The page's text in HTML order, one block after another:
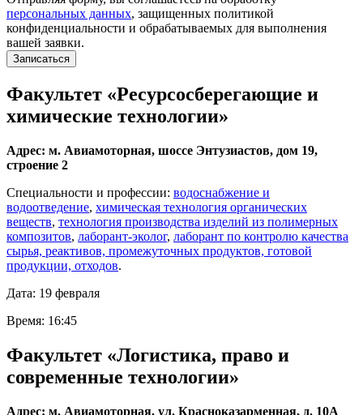
персональных данных, защищенных политикой
конфиденциальности и обрабатываемых для выполнения
вашей заявки.
Факультет «Ресурсосберегающие и
химические технологии»
Адрес: м. Авиамоторная, шоссе Энтузиастов, дом 19,
строение 2
Специальности и профессии: водоснабжение и
водоотведение, химическая технология органических
веществ, технология производства изделий из полимерных
композитов, лаборант-эколог, лаборант по контролю качества
сырья, реактивов, промежуточных продуктов, готовой
продукции, отходов.
Дата: 19 февраля
Время: 16:45
Факультет «Логистика, право и
современные технологии»
Адрес: м. Авиамоторная, ул. Красноказарменная, д. 10А